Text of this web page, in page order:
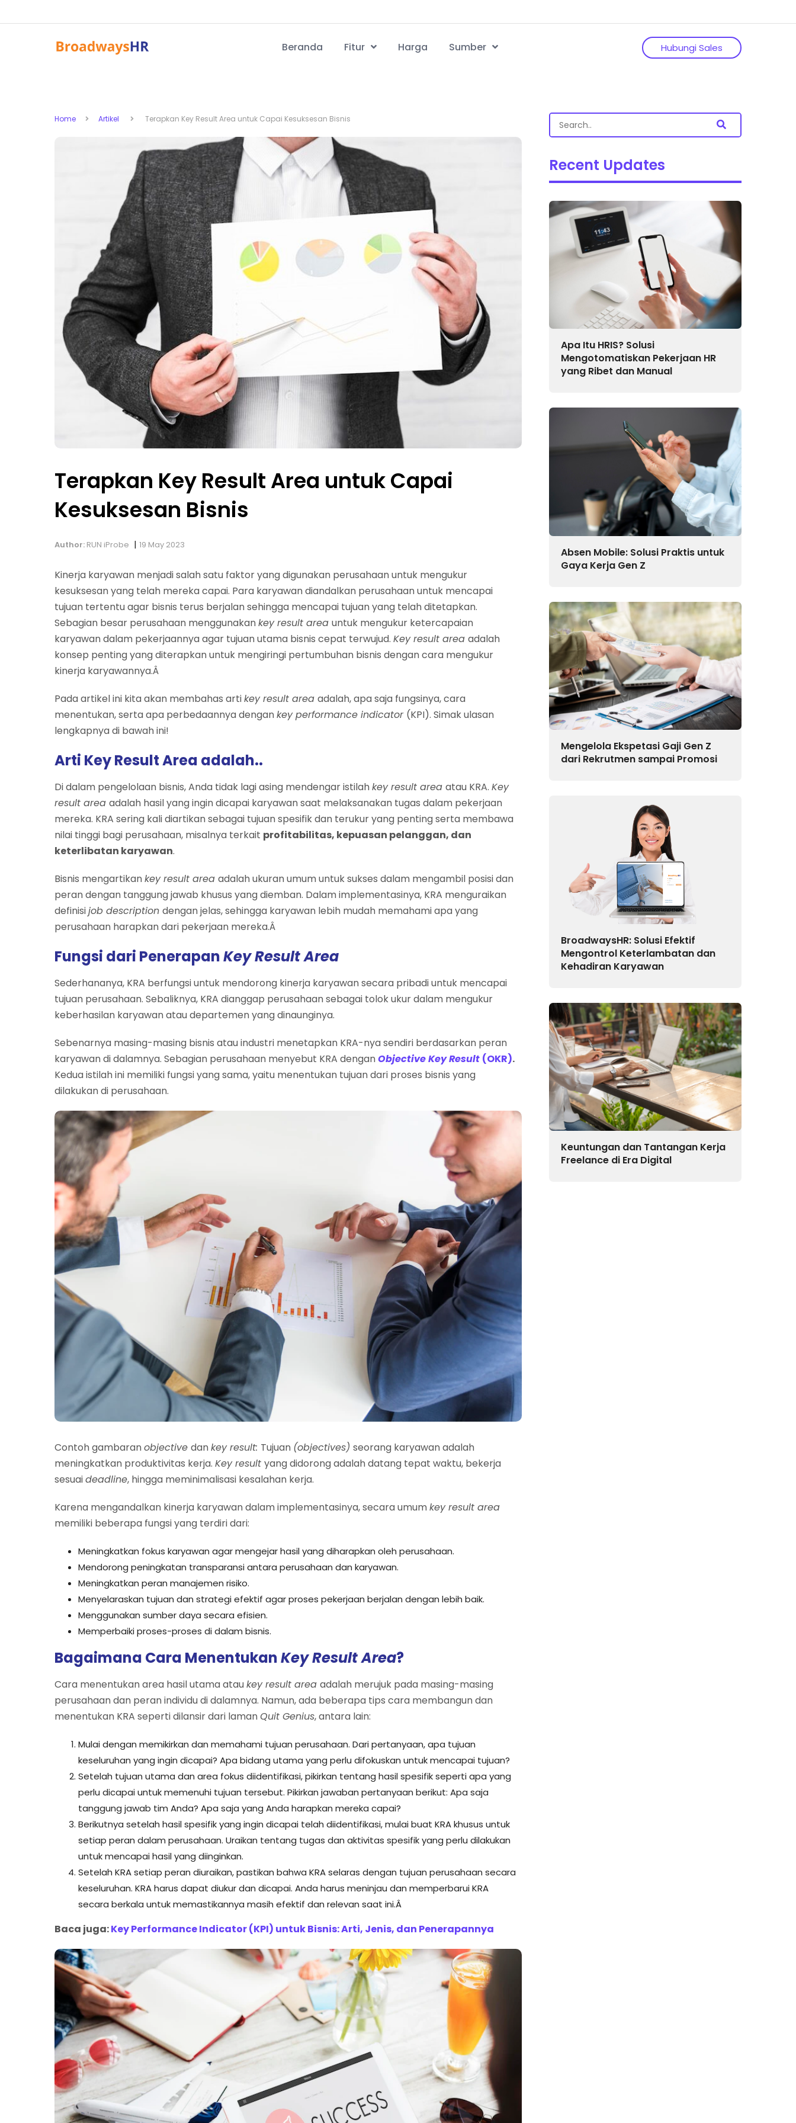
Beranda Fitur Harga Sumber Hubungi Sales
Home Artikel Terapkan Key Result Area untuk Capai Kesuksesan Bisnis
Terapkan Key Result Area untuk Capai
Kesuksesan Bisnis
Author: RUN iProbe | 19 May 2023
Kinerja karyawan menjadi salah satu faktor yang digunakan perusahaan untuk mengukur
kesuksesan yang telah mereka capai. Para karyawan diandalkan perusahaan untuk mencapai
tujuan tertentu agar bisnis terus berjalan sehingga mencapai tujuan yang telah ditetapkan.
Sebagian besar perusahaan menggunakankey result area untuk mengukur ketercapaian
karyawan dalam pekerjaannya agar tujuan utama bisnis cepat terwujud. Key result area adalah
konsep penting yang diterapkan untuk mengiringi pertumbuhan bisnis dengan cara mengukur
kinerja karyawannya.Â
Pada artikel ini kita akan membahas artikey result area adalah, apa saja fungsinya, cara
menentukan, serta apa perbedaannya dengankey performance indicator (KPI). Simak ulasan
lengkapnya di bawah ini!
Arti Key Result Area adalah..
Di dalam pengelolaan bisnis, Anda tidak lagi asing mendengar istilahkey result area atau KRA. Key
result area adalah hasil yang ingin dicapai karyawan saat melaksanakan tugas dalam pekerjaan
mereka. KRA sering kali diartikan sebagai tujuan spesifik dan terukur yang penting serta membawa
nilai tinggi bagi perusahaan, misalnya terkait profitabilitas, kepuasan pelanggan, dan
keterlibatan karyawan.
Bisnis mengartikankey result area adalah ukuran umum untuk sukses dalam mengambil posisi dan
peran dengan tanggung jawab khusus yang diemban. Dalam implementasinya, KRA menguraikan
definisijob description dengan jelas, sehingga karyawan lebih mudah memahami apa yang
perusahaan harapkan dari pekerjaan mereka.Â
Fungsi dari PenerapanKey Result Area
Sederhananya, KRA berfungsi untuk mendorong kinerja karyawan secara pribadi untuk mencapai
tujuan perusahaan. Sebaliknya, KRA dianggap perusahaan sebagai tolok ukur dalam mengukur
keberhasilan karyawan atau departemen yang dinaunginya.
Sebenarnya masing-masing bisnis atau industri menetapkan KRA-nya sendiri berdasarkan peran
karyawan di dalamnya. Sebagian perusahaan menyebut KRA denganObjective Key Result (OKR).
Kedua istilah ini memiliki fungsi yang sama, yaitu menentukan tujuan dari proses bisnis yang
dilakukan di perusahaan.
Contoh gambaranobjective dankey result: Tujuan (objectives) seorang karyawan adalah
meningkatkan produktivitas kerja. Key result yang didorong adalah datang tepat waktu, bekerja
sesuaideadline, hingga meminimalisasi kesalahan kerja.
Karena mengandalkan kinerja karyawan dalam implementasinya, secara umumkey result area
memiliki beberapa fungsi yang terdiri dari:
Meningkatkan fokus karyawan agar mengejar hasil yang diharapkan oleh perusahaan.
Mendorong peningkatan transparansi antara perusahaan dan karyawan.
Meningkatkan peran manajemen risiko.
Menyelaraskan tujuan dan strategi efektif agar proses pekerjaan berjalan dengan lebih baik.
Menggunakan sumber daya secara efisien.
Memperbaiki proses-proses di dalam bisnis.
Bagaimana Cara MenentukanKey Result Area?
Cara menentukan area hasil utama ataukey result area adalah merujuk pada masing-masing
perusahaan dan peran individu di dalamnya. Namun, ada beberapa tips cara membangun dan
menentukan KRA seperti dilansir dari lamanQuit Genius, antara lain:
Mulai dengan memikirkan dan memahami tujuan perusahaan. Dari pertanyaan, apa tujuan
keseluruhan yang ingin dicapai? Apa bidang utama yang perlu difokuskan untuk mencapai tujuan?
Setelah tujuan utama dan area fokus diidentifikasi, pikirkan tentang hasil spesifik seperti apa yang
perlu dicapai untuk memenuhi tujuan tersebut. Pikirkan jawaban pertanyaan berikut: Apa saja
tanggung jawab tim Anda? Apa saja yang Anda harapkan mereka capai?
Berikutnya setelah hasil spesifik yang ingin dicapai telah diidentifikasi, mulai buat KRA khusus untuk
setiap peran dalam perusahaan. Uraikan tentang tugas dan aktivitas spesifik yang perlu dilakukan
untuk mencapai hasil yang diinginkan.
Setelah KRA setiap peran diuraikan, pastikan bahwa KRA selaras dengan tujuan perusahaan secara
keseluruhan. KRA harus dapat diukur dan dicapai. Anda harus meninjau dan memperbarui KRA
secara berkala untuk memastikannya masih efektif dan relevan saat ini.Â
Baca juga:Key Performance Indicator (KPI) untuk Bisnis: Arti, Jenis, dan Penerapannya
Recent Updates
Apa Itu HRIS? Solusi
Mengotomatiskan Pekerjaan HR
yang Ribet dan Manual
Absen Mobile: Solusi Praktis untuk
Gaya Kerja Gen Z
Mengelola Ekspetasi Gaji Gen Z
dari Rekrutmen sampai Promosi
BroadwaysHR: Solusi Efektif
Mengontrol Keterlambatan dan
Kehadiran Karyawan
Keuntungan dan Tantangan Kerja
Freelance di Era Digital